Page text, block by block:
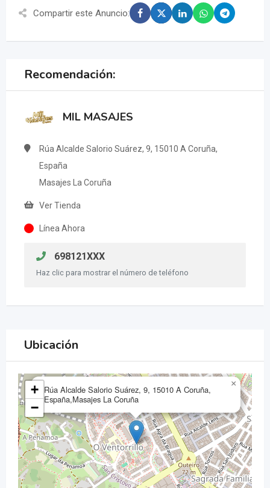
Compartir este Anuncio:
Recomendación:
MIL MASAJES
Rúa Alcalde Salorio Suárez, 9, 15010 A Coruña,
España
Masajes La Coruña
Ver Tienda
Línea Ahora
698121XXX
Haz clic para mostrar el número de teléfono
Ubicación
Rúa Alcalde Salorio Suárez, 9, 15010 A Coruña,
España,Masajes La Coruña
×
+
−